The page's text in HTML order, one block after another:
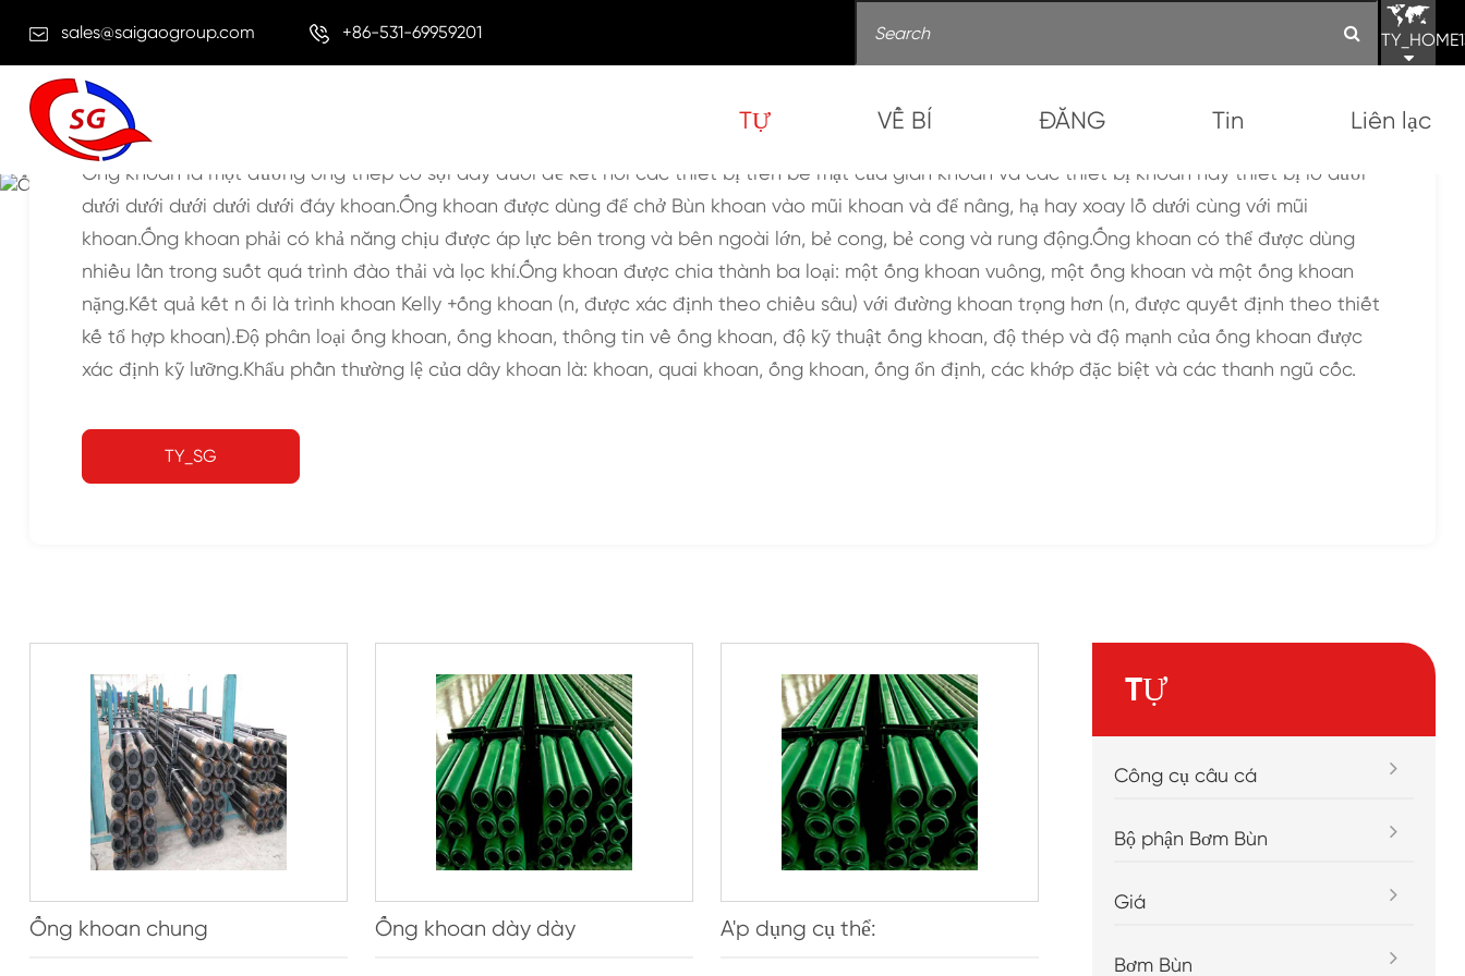
sales@saigaogroup.com +86-531-69959201
TỰ VỀ BÍ ĐĂNG Tin Liên lạc
Ống khoan
TỰ Dầu quốc gia lục địa Ống khoan
Ống khoan là một đường ống thép có sợi dây đuôi để kết nối các thiết bị trên bề mặt của giàn khoan và các thiết bị khoan hay thiết bị lỗ dưới
dưới dưới dưới dưới dưới đáy khoan.Ống khoan được dùng để chở Bùn khoan vào mũi khoan và để nâng, hạ hay xoay lỗ dưới cùng với mũi
khoan.Ống khoan phải có khả năng chịu được áp lực bên trong và bên ngoài lớn, bẻ cong, bẻ cong và rung động.Ống khoan có thể được dùng
nhiều lần trong suốt quá trình đào thải và lọc khí.Ống khoan được chia thành ba loại: một ống khoan vuông, một ống khoan và một ống khoan
nặng.Kết quả kết n ối là trình khoan Kelly +ống khoan (n, được xác định theo chiều sâu) với đường khoan trọng hơn (n, được quyết định theo thiết
kế tổ hợp khoan).Độ phân loại ống khoan, ống khoan, thông tin về ống khoan, độ kỹ thuật ống khoan, độ thép và độ mạnh của ống khoan được
xác định kỹ lưỡng.Khẩu phần thường lệ của dây khoan là: khoan, quai khoan, ống khoan, ống ổn định, các khớp đặc biệt và các thanh ngũ cốc.
TY_SG
Ống khoan chung Ống khoan dày dày A'p dụng cụ thể:
TỰ
Công cụ câu cá
Bộ phận Bơm Bùn
Giá
Bơm Bùn